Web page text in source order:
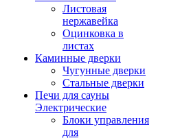
Листовая
нержавейка
Оцинковка в
листах
Каминные дверки
Чугунные дверки
Стальные дверки
Печи для сауны
Электрические
Блоки управления
для